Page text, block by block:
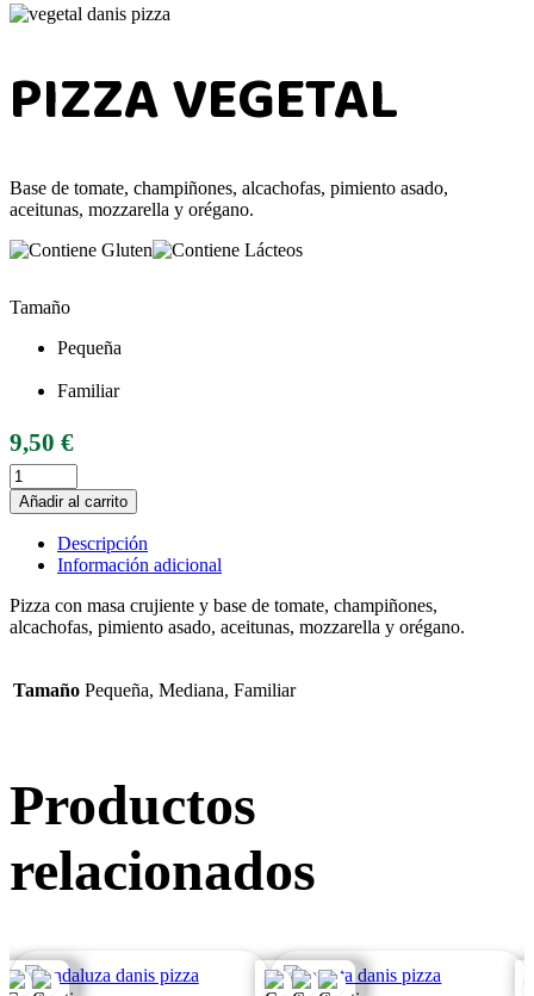
PIZZA VEGETAL
Base de tomate, champiñones, alcachofas, pimiento asado,
aceitunas, mozzarella y orégano.
Tamaño
Pequeña
Familiar
9,50 €
Añadir al carrito
Descripción
Información adicional
Pizza con masa crujiente y base de tomate, champiñones,
alcachofas, pimiento asado, aceitunas, mozzarella y orégano.
Tamaño Pequeña, Mediana, Familiar
Productos
relacionados